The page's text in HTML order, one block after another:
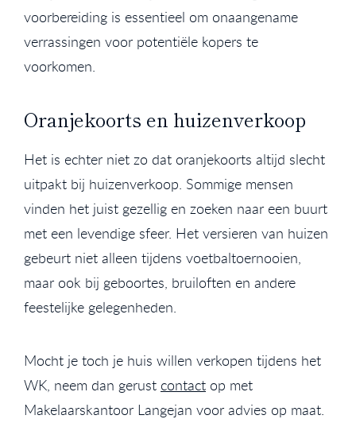
voorbereiding is essentieel om onaangename
verrassingen voor potentiële kopers te
voorkomen.
Oranjekoorts en huizenverkoop
Het is echter niet zo dat oranjekoorts altijd slecht
uitpakt bij huizenverkoop. Sommige mensen
vinden het juist gezellig en zoeken naar een buurt
met een levendige sfeer. Het versieren van huizen
gebeurt niet alleen tijdens voetbaltoernooien,
maar ook bij geboortes, bruiloften en andere
feestelijke gelegenheden.
Mocht je toch je huis willen verkopen tijdens het
WK, neem dan gerust contact op met
Makelaarskantoor Langejan voor advies op maat.